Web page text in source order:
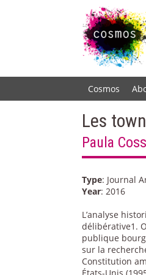
Cosmos
Les
Paula
Type: Journal
Year: 2016
L’analyse
délibérative1.
publique
sur la
Constitution